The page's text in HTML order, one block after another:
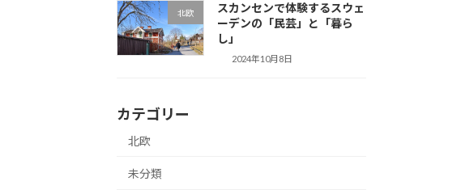
北欧
スカンセンで体験するスウェ
ーデンの「民芸」と「暮ら
し」
2024年10月8日
カテゴリー
北欧
未分類